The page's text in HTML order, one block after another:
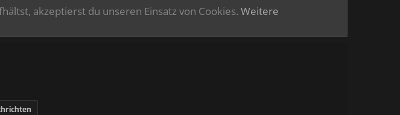
akzeptierst du unseren Einsatz von Cookies. Weitere